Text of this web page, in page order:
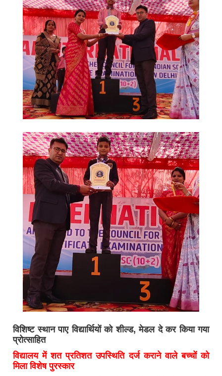
विशिष्ट स्थान पाए विद्यार्थियों को शील्ड, मेडल दे कर किया गया
प्रोत्साहित
विद्यालय में शत प्रतिशत उपस्थिति दर्ज कराने वाले बच्चों को
मिला विशेष पुरस्कार